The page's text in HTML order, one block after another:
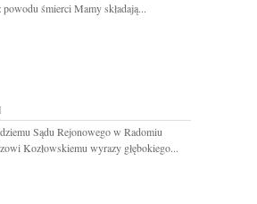
powodu śmierci Mamy składają...
Sądu Rejonowego w Radomiu
Kozłowskiemu wyrazy głębokiego...